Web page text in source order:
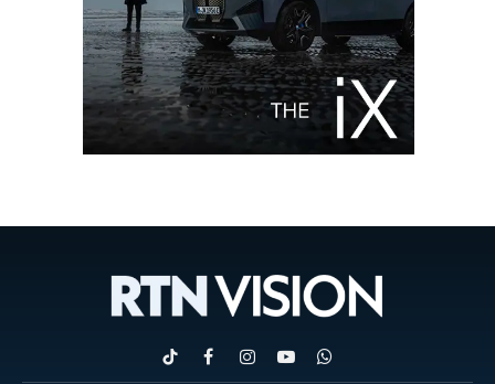
TikTokFacebookInstagram
YouTubeWhatsApp